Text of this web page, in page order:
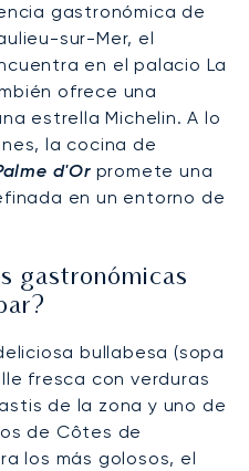
gastronómica de
sur-Mer, el
en el palacio La
ofrece una
estrella Michelin. A lo
la cocina de
d'Orpromete una
en un entorno de
gastronómicas
bullabesa (sopa
fresca con verduras
de la zona y uno de
de Côtes de
los más golosos, el